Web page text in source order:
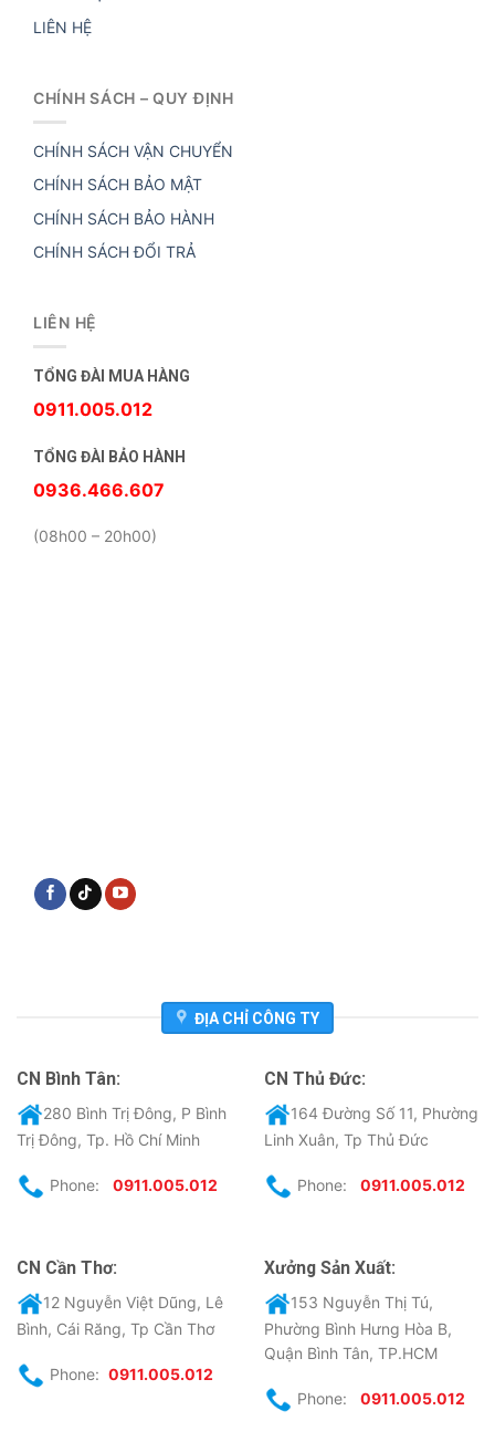
LIÊN HỆ
CHÍNH SÁCH – QUY ĐỊNH
CHÍNH SÁCH VẬN CHUYỂN
CHÍNH SÁCH BẢO MẬT
CHÍNH SÁCH BẢO HÀNH
CHÍNH SÁCH ĐỔI TRẢ
LIÊN HỆ
TỔNG ĐÀI MUA HÀNG
0911.005.012
TỔNG ĐÀI BẢO HÀNH
0936.466.607
(08h00 – 20h00)
ĐỊA CHỈ CÔNG TY
CN Bình Tân:
280 Bình Trị Đông, P Bình
Trị Đông, Tp. Hồ Chí Minh
Phone: 0911.005.012
CN Thủ Đức:
164 Đường Số 11, Phường
Linh Xuân, Tp Thủ Đức
Phone: 0911.005.012
CN Cần Thơ:
12 Nguyễn Việt Dũng, Lê
Bình, Cái Răng, Tp Cần Thơ
Phone: 0911.005.012
Xưởng Sản Xuất:
153 Nguyễn Thị Tú,
Phường Bình Hưng Hòa B,
Quận Bình Tân, TP.HCM
Phone: 0911.005.012